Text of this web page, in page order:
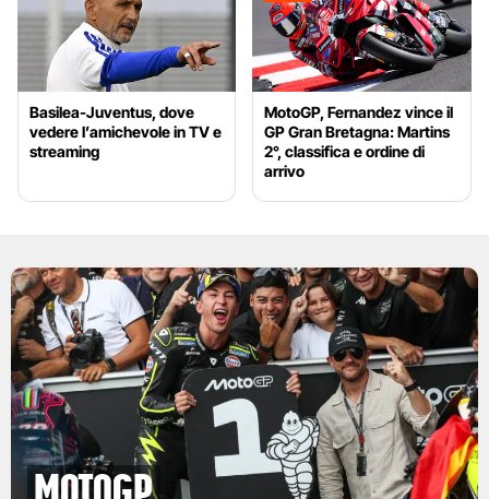
Basilea-Juventus, dove
vedere l’amichevole in TV e
streaming
MotoGP, Fernandez vince il
GP Gran Bretagna: Martins
2°, classifica e ordine di
arrivo